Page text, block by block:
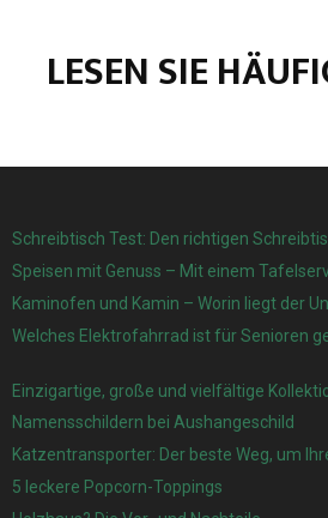
LESEN SIE
Schreibtisch Test: Den richtigen
Speisen mit Genuss – Mit einem
Kaminofen und Kamin – Worin liegt der
Welches Elektrofahrrad ist für Senioren
Einzigartige, große und vielfältige
Namensschildern bei Aushangeschild
Katzentransporter: Der beste Weg, um
5 leckere Popcorn-Toppings